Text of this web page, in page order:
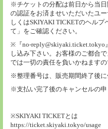
※チケットの分配は前日から当
の認証をお済ませいただいたユ
しくはSKIYAKI TICKETのヘル
て」をご確認ください。
※『no-reply@skiyaki.ticket.tokyo
し込み下さい。お客様のご都合
では一切の責任を負いかねますの
※整理番号は、販売期間終了後に
※支払い完了後のキャンセルの申
※SKIYAKI TICKETとは
https://ticket.skiyaki.tokyo/usage